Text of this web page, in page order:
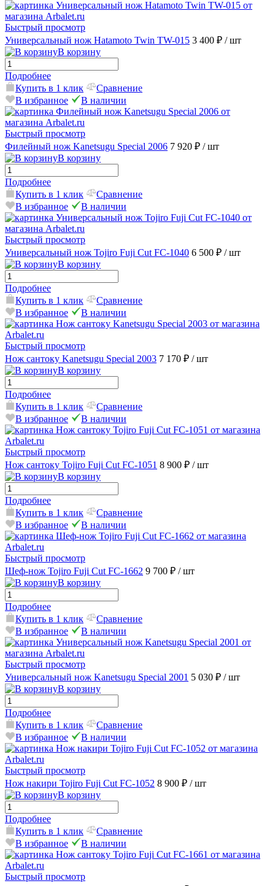
Быстрый просмотр
Универсальный нож Hatamoto Twin TW-015 3 400 ₽ / шт
В корзину
Подробнее
Купить в 1 клик
Сравнение
В избранное
В наличии
Быстрый просмотр
Филейный нож Kanetsugu Special 2006 7 920 ₽ / шт
В корзину
Подробнее
Купить в 1 клик
Сравнение
В избранное
В наличии
Быстрый просмотр
Универсальный нож Tojiro Fuji Cut FC-1040 6 500 ₽ / шт
В корзину
Подробнее
Купить в 1 клик
Сравнение
В избранное
В наличии
Быстрый просмотр
Нож сантоку Kanetsugu Special 2003 7 170 ₽ / шт
В корзину
Подробнее
Купить в 1 клик
Сравнение
В избранное
В наличии
Быстрый просмотр
Нож сантоку Tojiro Fuji Cut FC-1051 8 900 ₽ / шт
В корзину
Подробнее
Купить в 1 клик
Сравнение
В избранное
В наличии
Быстрый просмотр
Шеф-нож Tojiro Fuji Cut FC-1662 9 700 ₽ / шт
В корзину
Подробнее
Купить в 1 клик
Сравнение
В избранное
В наличии
Быстрый просмотр
Универсальный нож Kanetsugu Special 2001 5 030 ₽ / шт
В корзину
Подробнее
Купить в 1 клик
Сравнение
В избранное
В наличии
Быстрый просмотр
Нож накири Tojiro Fuji Cut FC-1052 8 900 ₽ / шт
В корзину
Подробнее
Купить в 1 клик
Сравнение
В избранное
В наличии
Быстрый просмотр